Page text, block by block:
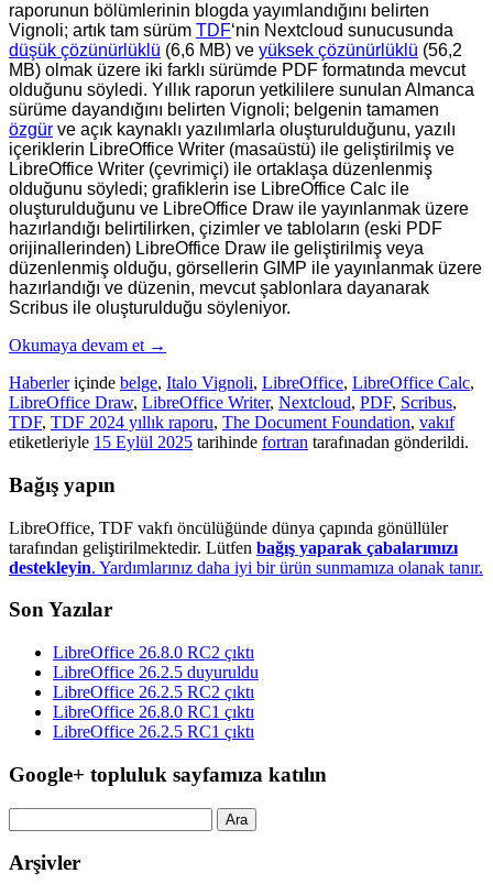
raporunun bölümlerinin blogda yayımlandığını belirten
Vignoli; artık tam sürüm TDF‘nin Nextcloud sunucusunda
düşük çözünürlüklü (6,6 MB) ve yüksek çözünürlüklü (56,2
MB) olmak üzere iki farklı sürümde PDF formatında mevcut
olduğunu söyledi. Yıllık raporun yetkililere sunulan Almanca
sürüme dayandığını belirten Vignoli; belgenin tamamen
özgür ve açık kaynaklı yazılımlarla oluşturulduğunu, yazılı
içeriklerin LibreOffice Writer (masaüstü) ile geliştirilmiş ve
LibreOffice Writer (çevrimiçi) ile ortaklaşa düzenlenmiş
olduğunu söyledi; grafiklerin ise LibreOffice Calc ile
oluşturulduğunu ve LibreOffice Draw ile yayınlanmak üzere
hazırlandığı belirtilirken, çizimler ve tabloların (eski PDF
orijinallerinden) LibreOffice Draw ile geliştirilmiş veya
düzenlenmiş olduğu, görsellerin GIMP ile yayınlanmak üzere
hazırlandığı ve düzenin, mevcut şablonlara dayanarak
Scribus ile oluşturulduğu söyleniyor.
Okumaya devam et →
Haberleriçinde belge, Italo Vignoli, LibreOffice, LibreOffice Calc,
LibreOffice Draw, LibreOffice Writer, Nextcloud, PDF, Scribus,
TDF, TDF 2024 yıllık raporu, The Document Foundation, vakıf
etiketleriyle 15 Eylül 2025 tarihinde fortran tarafınadan gönderildi.
Bağış yapın
LibreOffice, TDF vakfı öncülüğünde dünya çapında gönüllüler
tarafından geliştirilmektedir. Lütfen bağış yaparak çabalarımızı
destekleyin. Yardımlarınız daha iyi bir ürün sunmamıza olanak tanır.
Son Yazılar
LibreOffice 26.8.0 RC2 çıktı
LibreOffice 26.2.5 duyuruldu
LibreOffice 26.2.5 RC2 çıktı
LibreOffice 26.8.0 RC1 çıktı
LibreOffice 26.2.5 RC1 çıktı
Google+ topluluk sayfamıza katılın
Arşivler